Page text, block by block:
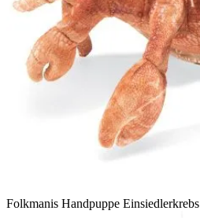
Folkmanis Handpuppe Einsiedlerkrebs